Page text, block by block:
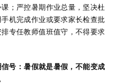
；严控暑期作业总量，坚决杜
机完成作业或要求家长检查批
专任教师值班值守，不得要求
号：暑假就是暑假，不能变成